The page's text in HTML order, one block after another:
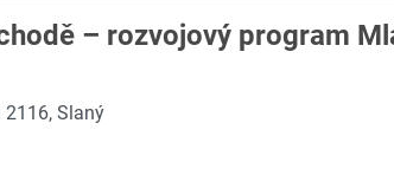
– rozvojový program
Slaný